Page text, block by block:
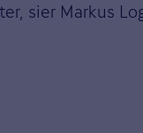
sier Markus